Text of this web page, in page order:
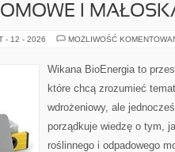
I
- 12 - 2026 MOŻLIWOŚĆ
Wikana BioEnergia to
które chcą zrozumieć
wdrożeniowy, ale
porządkuje wiedzę o tym,
roślinnego i odpadowego